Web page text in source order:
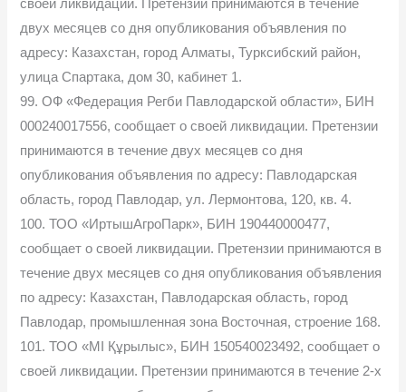
своей ликвидации. Претензии принимаются в течение
двух месяцев со дня опубликования объявления по
адресу: Казахстан, город Алматы, Турксибский район,
улица Спартака, дом 30, кабинет 1.
99. ОФ «Федерация Регби Павлодарской области», БИН
000240017556, сообщает о своей ликвидации. Претензии
принимаются в течение двух месяцев со дня
опубликования объявления по адресу: Павлодарская
область, город Павлодар, ул. Лермонтова, 120, кв. 4.
100. ТОО «ИртышАгроПарк», БИН 190440000477,
сообщает о своей ликвидации. Претензии принимаются в
течение двух месяцев со дня опубликования объявления
по адресу: Казахстан, Павлодарская область, город
Павлодар, промышленная зона Восточная, строение 168.
101. ТОО «МІ Құрылыс», БИН 150540023492, сообщает о
своей ликвидации. Претензии принимаются в течение 2-х